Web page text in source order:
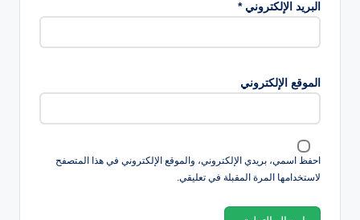
البريد الإلكتروني*
الموقع الإلكتروني
احفظ اسمي، بريدي الإلكتروني، والموقع الإلكتروني في هذا المتصفح
لاستخدامها المرة المقبلة في تعليقي.